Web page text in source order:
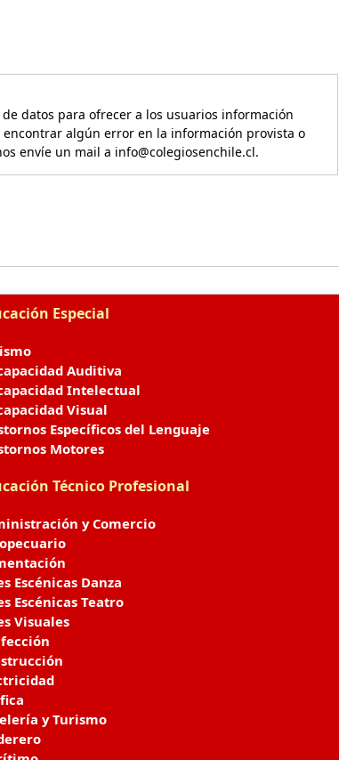
datos para ofrecer a los usuarios información
encontrar algún error en la información provista o
envíe un mail a info@colegiosenchile.cl.
Especial
Auditiva
Intelectual
Visual
Específicos del Lenguaje
Motores
Técnico Profesional
y Comercio
Escénicas Danza
Escénicas Teatro
Visuales
y Turismo